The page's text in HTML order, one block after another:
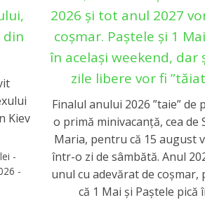
Kiev
-
-
2026 și tot anul 2027
coșmar. Paștele și 1
în același weekend, dar
zile libere vor fi
Finalul anului 2026 ”taie” de
o primă minivacanță, cea de
Maria, pentru că 15 august
într-o zi de sâmbătă. Anul
unul cu adevărat de coșmar,
că 1 Mai și Paștele pică